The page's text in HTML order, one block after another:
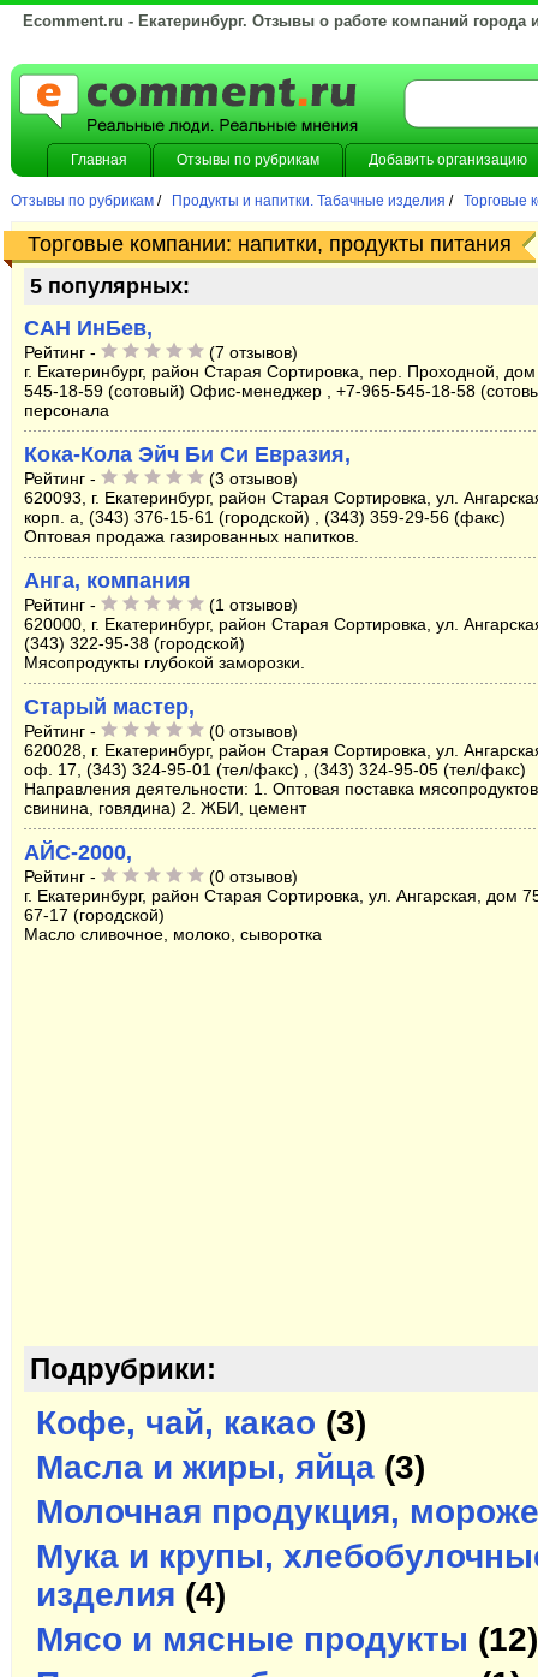
Ecomment.ru - Екатеринбург. Отзывы о работе компаний города
Главная Отзывы по рубрикам Добавить организацию
Отзывы по рубрикам / Продукты и напитки. Табачные изделия / Торговые
Торговые компании: напитки, продукты питания
5 популярных:
САН ИнБев,
Рейтинг -
(7 отзывов)
г. Екатеринбург, район Старая Сортировка, пер. Проходной,
545-18-59 (сотовый) Офис-менеджер , +7-965-545-18-58
персонала
Кока-Кола Эйч Би Си Евразия,
Рейтинг -
(3 отзывов)
620093, г. Екатеринбург, район Старая Сортировка, ул.
корп. а, (343) 376-15-61 (городской) , (343) 359-29-56 (факс)
Оптовая продажа газированных напитков.
Анга, компания
Рейтинг -
(1 отзывов)
620000, г. Екатеринбург, район Старая Сортировка, ул.
(343) 322-95-38 (городской)
Мясопродукты глубокой заморозки.
Старый мастер,
Рейтинг -
(0 отзывов)
620028, г. Екатеринбург, район Старая Сортировка, ул.
оф. 17, (343) 324-95-01 (тел/факс) , (343) 324-95-05 (тел/факс)
Направления деятельности: 1. Оптовая поставка
свинина, говядина) 2. ЖБИ, цемент
АЙС-2000,
Рейтинг -
(0 отзывов)
г. Екатеринбург, район Старая Сортировка, ул. Ангарская, дом
67-17 (городской)
Масло сливочное, молоко, сыворотка
Подрубрики:
Кофе, чай, какао (3)
Масла и жиры, яйца (3)
Молочная продукция,
Мука и крупы,
изделия (4)
Мясо и мясные продукты (12)